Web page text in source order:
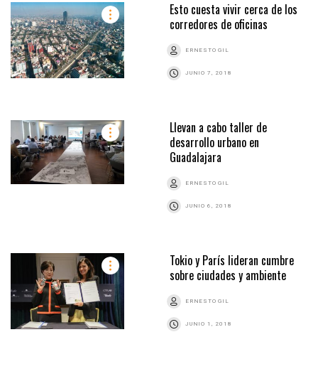
Esto cuesta vivir cerca de los
corredores de oficinas
ERNESTO GIL
JUNIO 7, 2018
Llevan a cabo taller de
desarrollo urbano en
Guadalajara
ERNESTO GIL
JUNIO 6, 2018
Tokio y París lideran cumbre
sobre ciudades y ambiente
ERNESTO GIL
JUNIO 1, 2018